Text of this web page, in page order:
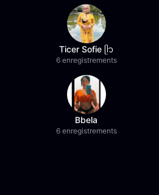
Ticer Sofie ᥫ᭡
6 enregistrements
Bbela
6 enregistrements